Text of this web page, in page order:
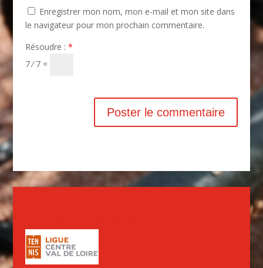
Enregistrer mon nom, mon e-mail et mon site dans
le navigateur pour mon prochain commentaire.
Résoudre : *
7 ⁄ 7 =